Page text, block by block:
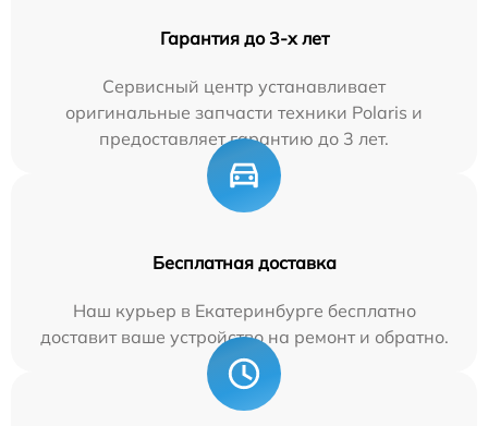
Гарантия до 3-х лет
Сервисный центр устанавливает
оригинальные запчасти техники Polaris и
предоставляет гарантию до 3 лет.
Бесплатная доставка
Наш курьер в Екатеринбурге бесплатно
доставит ваше устройство на ремонт и обратно.